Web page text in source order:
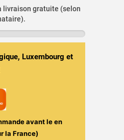
livraison gratuite (selon
Luxembourg et
avant leen
la France)